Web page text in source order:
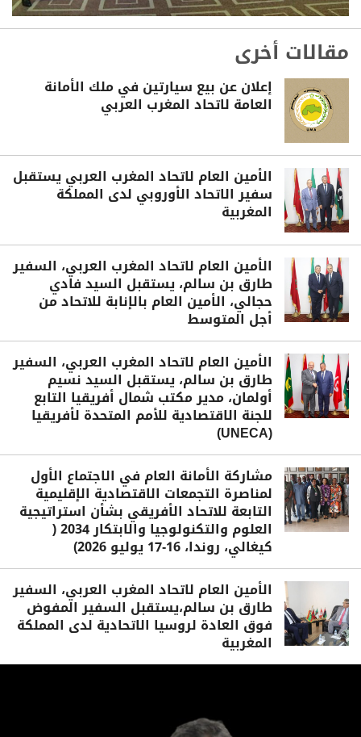
مقالات أخرى
إعلان عن بيع سيارتين في ملك الأمانة
العامة لاتحاد المغرب العربي
الأمين العام لاتحاد المغرب العربي يستقبل
سفير الاتحاد الأوروبي لدى المملكة
المغربية
الأمين العام لاتحاد المغرب العربي، السفير
طارق بن سالم، يستقبل السيد فادي
حجالي، الأمين العام بالإنابة للاتحاد من
أجل المتوسط
الأمين العام لاتحاد المغرب العربي، السفير
طارق بن سالم، يستقبل السيد نسيم
أولمان، مدير مكتب شمال أفريقيا التابع
للجنة الاقتصادية للأمم المتحدة لأفريقيا
(UNECA)
مشاركة الأمانة العام في الاجتماع الأول
لمناصرة التجمعات الاقتصادية الإقليمية
التابعة للاتحاد الأفريقي بشأن استراتيجية
العلوم والتكنولوجيا والابتكار 2034 (
كيغالي، روندا، 16-17 يوليو 2026)
الأمين العام لاتحاد المغرب العربي، السفير
طارق بن سالم،يستقبل السفير المفوض
فوق العادة لروسيا الاتحادية لدى المملكة
المغربية